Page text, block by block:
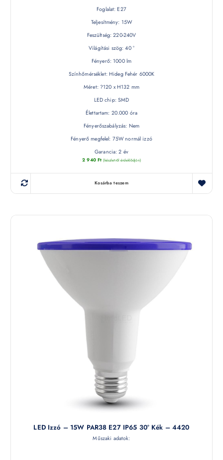
Foglalat: E27
Teljesítmény: 15W
Feszültség: 220-240V
Világítási szög: 40 °
Fényerő: 1000 lm
Színhőmérséklet: Hideg Fehér 6000K
Méret: ?120 x H132 mm
LED chip: SMD
Élettartam: 20.000 óra
Fényerőszabályzás: Nem
Fényerő megfelel: 75W normál izzó
Garancia: 2 év
2 940 Ft (készletről érdeklődjön)
Kosárba teszem
LED Izzó – 15W PAR38 E27 IP65 30° Kék – 4420
Műszaki adatok: